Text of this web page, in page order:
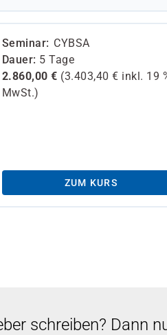
Seminar
CYBSA
Dauer 5 Tage
2.860,00 € (3.403,40 € inkl. 19
MwSt.)
ZUM KURS
schreiben? Dann